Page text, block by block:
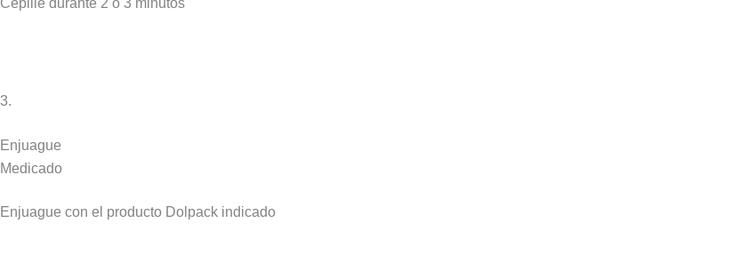
Cepille durante 2 o 3 minutos
3.
Enjuague
Medicado
Enjuague con el producto Dolpack indicado